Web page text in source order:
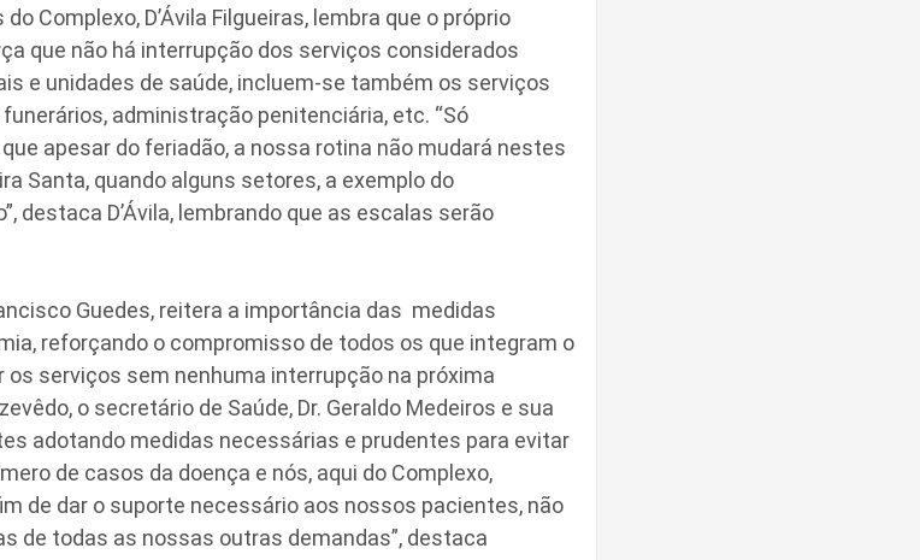
Complexo, D’Ávila Filgueiras, lembra que o próprio
que não há interrupção dos serviços considerados
e unidades de saúde, incluem-se também os serviços
administração penitenciária, etc. “Só
apesar do feriadão, a nossa rotina não mudará nestes
Santa, quando alguns setores, a exemplo do
destaca D’Ávila, lembrando que as escalas serão
Guedes, reitera a importância das medidas
reforçando o compromisso de todos os que integram o
os serviços sem nenhuma interrupção na próxima
o secretário de Saúde, Dr. Geraldo Medeiros e sua
adotando medidas necessárias e prudentes para evitar
de casos da doença e nós, aqui do Complexo,
de dar o suporte necessário aos nossos pacientes, não
de todas as nossas outras demandas”, destaca